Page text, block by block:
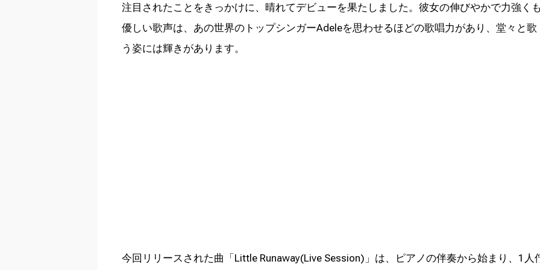
注目されたことをきっかけに、晴れてデビューを果たしました。彼女の伸びやかで力強くも
優しい歌声は、あの世界のトップシンガーAdeleを思わせるほどの歌唱力があり、堂々と歌
う姿には輝きがあります。
今回リリースされた曲「Little Runaway(Live Session)」は、ピアノの伴奏から始まり、1人